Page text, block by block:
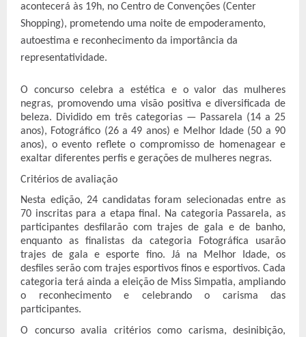
acontecerá às 19h, no Centro de Convenções (Center
Shopping), prometendo uma noite de empoderamento,
autoestima e reconhecimento da importância da
representatividade.
O concurso celebra a estética e o valor das mulheres
negras, promovendo uma visão positiva e diversificada de
beleza. Dividido em três categorias — Passarela (14 a 25
anos), Fotográfico (26 a 49 anos) e Melhor Idade (50 a 90
anos), o evento reflete o compromisso de homenagear e
exaltar diferentes perfis e gerações de mulheres negras.
Critérios de avaliação
Nesta edição, 24 candidatas foram selecionadas entre as
70 inscritas para a etapa final. Na categoria Passarela, as
participantes desfilarão com trajes de gala e de banho,
enquanto as finalistas da categoria Fotográfica usarão
trajes de gala e esporte fino. Já na Melhor Idade, os
desfiles serão com trajes esportivos finos e esportivos. Cada
categoria terá ainda a eleição de Miss Simpatia, ampliando
o reconhecimento e celebrando o carisma das
participantes.
O concurso avalia critérios como carisma, desinibição,